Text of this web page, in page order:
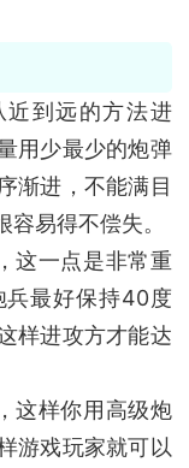
近到远的方法进
用少最少的炮弹
渐进，不能满目
易得不偿失。
这一点是非常重
兵最好保持40度
样进攻方才能达
这样你用高级炮
游戏玩家就可以